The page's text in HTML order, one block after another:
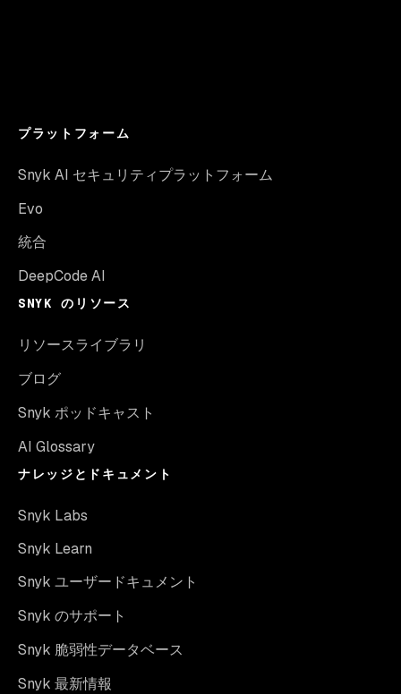
プラットフォーム
Snyk AI セキュリティプラットフォーム
Evo
統合
DeepCode AI
SNYK のリソース
リソースライブラリ
ブログ
Snyk ポッドキャスト
AI Glossary
ナレッジとドキュメント
Snyk Labs
Snyk Learn
Snyk ユーザードキュメント
Snyk のサポート
Snyk 脆弱性データベース
Snyk 最新情報